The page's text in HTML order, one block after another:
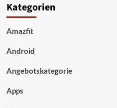
Kategorien
Amazfit
Android
Angebotskategorie
Apps